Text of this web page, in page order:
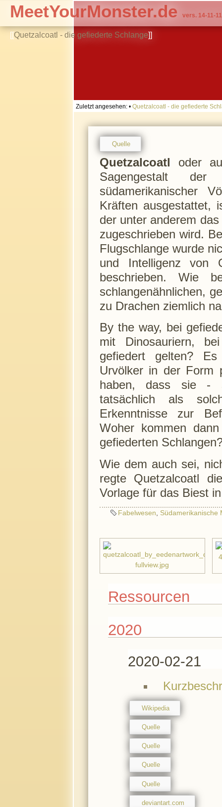
[[Quetzalcoatl - die gefiederte Schlange]]
MeetYourMonster.de vers. 14-11-11
Zuletzt angesehen: • Quetzalcoatl - die gefiederte
Quelle
Quetzalcoatl oder
Sagengestalt
südamerikanischer
Kräften ausgestattet,
der unter anderem
zugeschrieben wird.
Flugschlange wurde
und Intelligenz von
beschrieben. Wie
schlangenähnlichen,
zu Drachen ziemlich
By the way, bei
mit Dinosauriern,
gefiedert gelten?
Urvölker in der Form
haben, dass sie -
tatsächlich als
Erkenntnisse zur
Woher kommen
gefiederten
Wie dem auch sei,
regte Quetzalcoatl
Vorlage für das Biest
Fabelwesen, Südamerikanische
Ressourcen
2020
2020-02-21
Wikipedia
Quelle
Quelle
Quelle
Quelle
deviantart.com